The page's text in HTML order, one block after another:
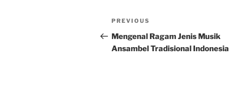
Post
navigation
Previous
Post
PREVIOUS
Mengenal Ragam Jenis Musik
Ansambel Tradisional Indonesia